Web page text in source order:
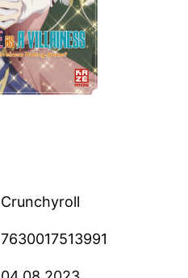
Crunchyroll
7630017513991